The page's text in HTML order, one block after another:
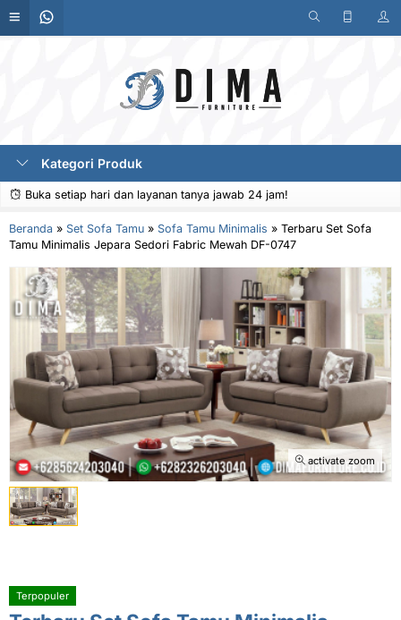
Kategori Produk
Buka setiap hari dan layanan tanya jawab 24 jam!
Beranda » Set Sofa Tamu » Sofa Tamu Minimalis » Terbaru Set Sofa
Tamu Minimalis Jepara Sedori Fabric Mewah DF-0747
activate zoom
Terpopuler